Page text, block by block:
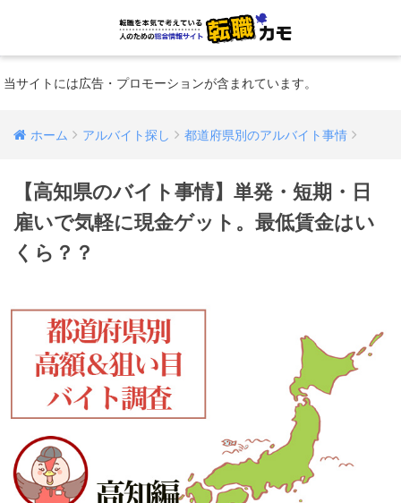
当サイトには広告・プロモーションが含まれています。
ホーム アルバイト探し 都道府県別のアルバイト事情
【高知県のバイト事情】単発・短期・日
雇いで気軽に現金ゲット。最低賃金はい
くら？？